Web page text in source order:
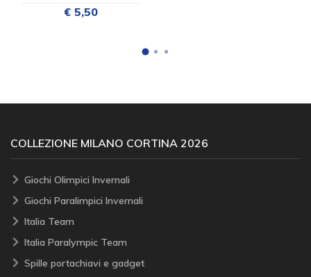
€ 5,50
COLLEZIONE MILANO CORTINA 2026
Giochi Olimpici Invernali
Giochi Paralimpici Invernali
Italia Team
Italia Paralympic Team
Spille portachiavi e gadget